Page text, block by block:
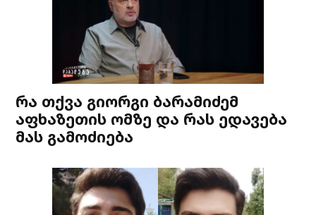
რა თქვა გიორგი ბარამიძემ
აფხაზეთის ომზე და რას ედავება
მას გამოძიება